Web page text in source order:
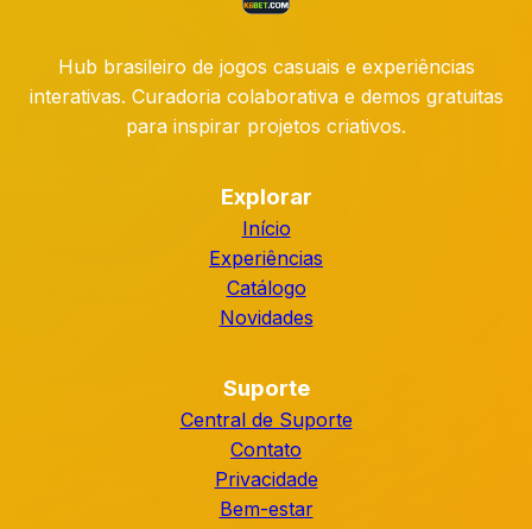
Hub brasileiro de jogos casuais e experiências
interativas. Curadoria colaborativa e demos gratuitas
para inspirar projetos criativos.
Explorar
Início
Experiências
Catálogo
Novidades
Suporte
Central de Suporte
Contato
Privacidade
Bem-estar